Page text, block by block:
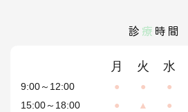
診 療 時間
月 火 水
9:00～12:00 ● ● ●
15:00～18:00
● ▲ ●